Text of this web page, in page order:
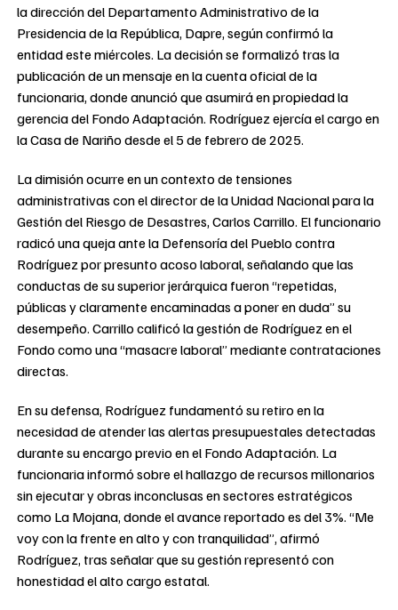
la dirección del Departamento Administrativo de la
Presidencia de la República, Dapre, según confirmó la
entidad este miércoles. La decisión se formalizó tras la
publicación de un mensaje en la cuenta oficial de la
funcionaria, donde anunció que asumirá en propiedad la
gerencia del Fondo Adaptación. Rodríguez ejercía el cargo en
la Casa de Nariño desde el 5 de febrero de 2025.
La dimisión ocurre en un contexto de tensiones
administrativas con el director de la Unidad Nacional para la
Gestión del Riesgo de Desastres, Carlos Carrillo. El funcionario
radicó una queja ante la Defensoría del Pueblo contra
Rodríguez por presunto acoso laboral, señalando que las
conductas de su superior jerárquica fueron “repetidas,
públicas y claramente encaminadas a poner en duda” su
desempeño. Carrillo calificó la gestión de Rodríguez en el
Fondo como una “masacre laboral” mediante contrataciones
directas.
En su defensa, Rodríguez fundamentó su retiro en la
necesidad de atender las alertas presupuestales detectadas
durante su encargo previo en el Fondo Adaptación. La
funcionaria informó sobre el hallazgo de recursos millonarios
sin ejecutar y obras inconclusas en sectores estratégicos
como La Mojana, donde el avance reportado es del 3%. “Me
voy con la frente en alto y con tranquilidad”, afirmó
Rodríguez, tras señalar que su gestión representó con
honestidad el alto cargo estatal.